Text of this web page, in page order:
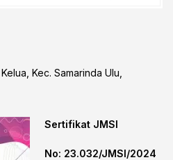
Kec. Samarinda Ulu,
Sertifikat JMSI
No: 23.032/JMSI/2024